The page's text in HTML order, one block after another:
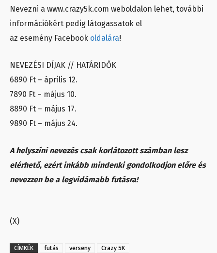
Nevezni a www.crazy5k.com weboldalon lehet, további
információkért pedig látogassatok el
az esemény Facebook oldalára!
NEVEZÉSI DÍJAK // HATÁRIDŐK
6890 Ft – április 12.
7890 Ft – május 10.
8890 Ft – május 17.
9890 Ft – május 24.
A helyszíni nevezés csak korlátozott számban lesz
elérhető, ezért inkább mindenki gondolkodjon előre és
nevezzen be a legvidámabb futásra!
(X)
CÍMKÉK futás verseny Crazy 5K